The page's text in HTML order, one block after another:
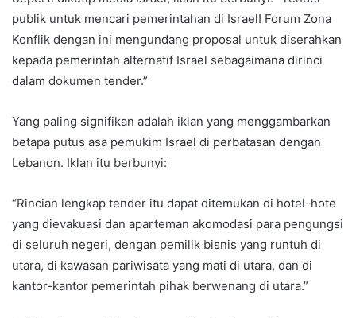
publik untuk mencari pemerintahan di Israel! Forum Zona
Konflik dengan ini mengundang proposal untuk diserahkan
kepada pemerintah alternatif Israel sebagaimana dirinci
dalam dokumen tender.”
Yang paling signifikan adalah iklan yang menggambarkan
betapa putus asa pemukim Israel di perbatasan dengan
Lebanon. Iklan itu berbunyi:
“Rincian lengkap tender itu dapat ditemukan di hotel-hote
yang dievakuasi dan aparteman akomodasi para pengungsi
di seluruh negeri, dengan pemilik bisnis yang runtuh di
utara, di kawasan pariwisata yang mati di utara, dan di
kantor-kantor pemerintah pihak berwenang di utara.”